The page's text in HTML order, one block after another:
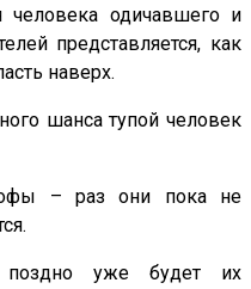
одичавшего и
представляется, как
наверх.
шанса тупой человек
– раз они пока не
уже будет их